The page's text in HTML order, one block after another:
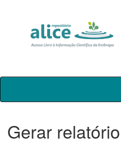
Skip
Gerar relatório